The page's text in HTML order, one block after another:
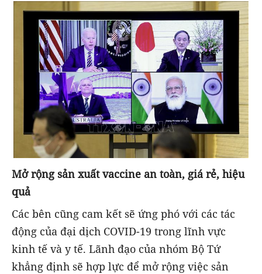
Mở rộng sản xuất vaccine an toàn, giá rẻ, hiệu
quả
Các bên cũng cam kết sẽ ứng phó với các tác
động của đại dịch COVID-19 trong lĩnh vực
kinh tế và y tế. Lãnh đạo của nhóm Bộ Tứ
khẳng định sẽ hợp lực để mở rộng việc sản